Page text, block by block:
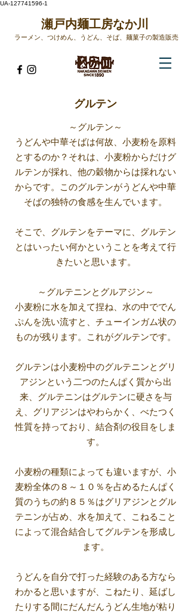
UA-127741596-1
​瀬戸内麺工房なか川
ラーメン、つけめん、うどん、そば、麺菓子の製造販売​
グルテン
～グルテン～
うどんや中華そばは何故、小麦粉を原料
とするのか？それは、小麦粉からだけグ
ルテンが採れ、他の穀物からは採れない
からです。このグルテンがうどんや中華
そばの独特の食感を生んでいます。
そこで、グルテンをテーマに、グルテン
とはいったい何かということを考えて行
きたいと思います。
～グルテニンとグルアジン～
小麦粉に水を加えて捏ね、水の中ででん
ぷんを洗い流すと、チューインガム状の
ものが残ります。これがグルテンです。
グルテンは小麦粉中のグルテニンとグリ
アジンという二つのたんぱく質から出
来、グルテニンはグルテンに硬さを与
え、グリアジンはやわらかく、べたつく
性質を持っており、結合剤の役目をしま
す。
小麦粉の種類によっても違いますが、小
麦粉全体の８～１０％を占めるたんぱく
質のうちの約８５％はグリアジンとグル
テニンが占め、水を加えて、こねること
によって混合結合してグルテンを形成し
ます。
うどんを自分で打った経験のある方なら
わかると思いますが、こねたり、延ばし
たりする間にだんだんうどん生地が粘り